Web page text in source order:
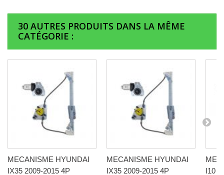
30 AUTRES PRODUITS DANS LA MÊME
CATÉGORIE :
MECANISME HYUNDAI
IX35 2009-2015 4P
MECANISME HYUNDAI
IX35 2009-2015 4P
I10